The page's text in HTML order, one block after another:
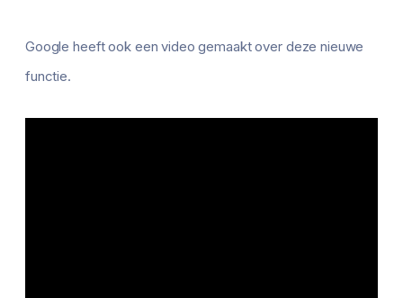
Google heeft ook een video gemaakt over deze nieuwe
functie.